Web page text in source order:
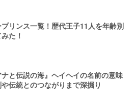
リンス一覧！歴代王子11人を年齢別
た！
と伝説の海』ヘイヘイの名前の意味
伝統とのつながりまで深掘り